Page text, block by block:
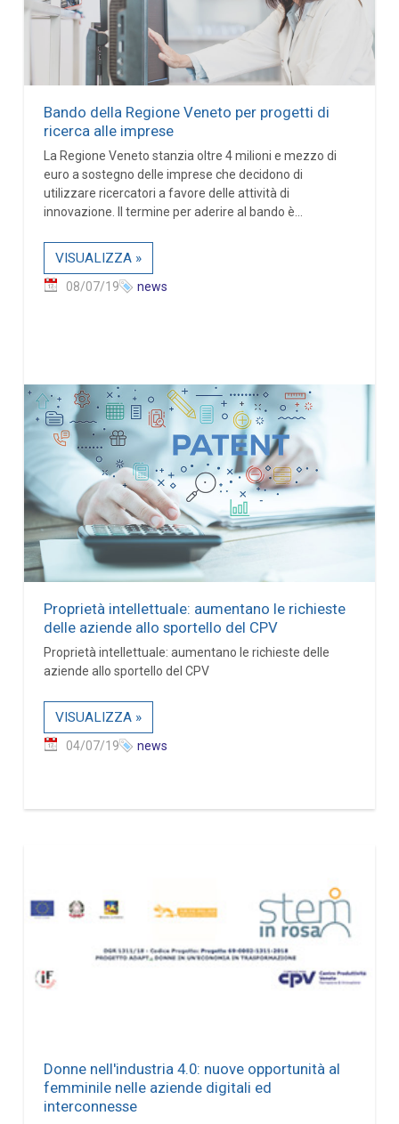
Bando della Regione Veneto per progetti di
ricerca alle imprese
La Regione Veneto stanzia oltre 4 milioni e mezzo di
euro a sostegno delle imprese che decidono di
utilizzare ricercatori a favore delle attività di
innovazione. Il termine per aderire al bando è...
VISUALIZZA »
08/07/19 news
Proprietà intellettuale: aumentano le richieste
delle aziende allo sportello del CPV
Proprietà intellettuale: aumentano le richieste delle
aziende allo sportello del CPV
VISUALIZZA »
04/07/19 news
Donne nell'industria 4.0: nuove opportunità al
femminile nelle aziende digitali ed
interconnesse